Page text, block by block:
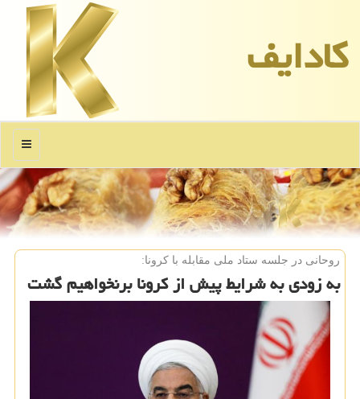
كادایف
منو
روحانی در جلسه ستاد ملی مقابله با كرونا:
به زودی به شرایط پیش از كرونا برنخواهیم گشت